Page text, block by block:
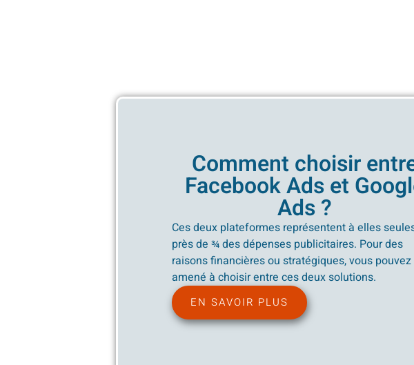
Comment choisir
Facebook Ads et
Ads ?
Ces deux plateformes représentent à elles
près de ¾ des dépenses publicitaires. Pour des
raisons financières ou stratégiques, vous pouvez
amené à choisir entre ces deux solutions.
EN SAVOIR PLUS